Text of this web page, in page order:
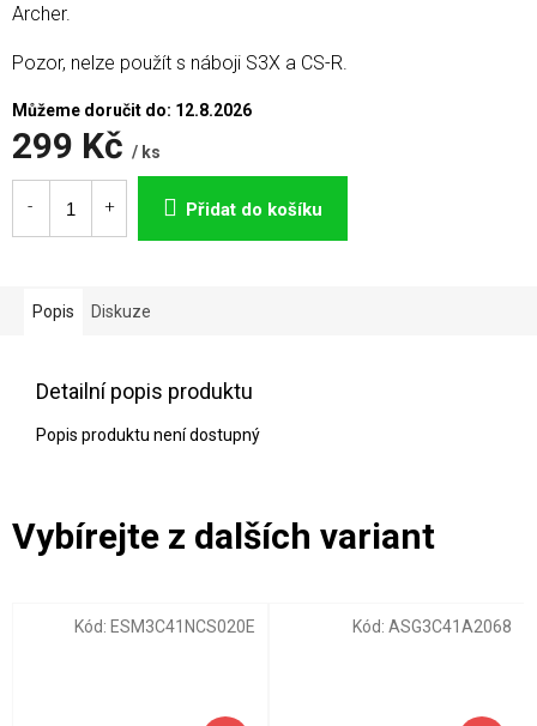
299 Kč / ks
Měrná
cena:
Můžeme doručit do: 12.8.2026
Přidat do košíku
Archer.
Pozor, nelze použít s náboji S3X a CS-R.
Popis Diskuze
Detailní popis produktu
Popis produktu není dostupný
Kód: ESM3C41NCS020E Kód: ASG3C41A2068